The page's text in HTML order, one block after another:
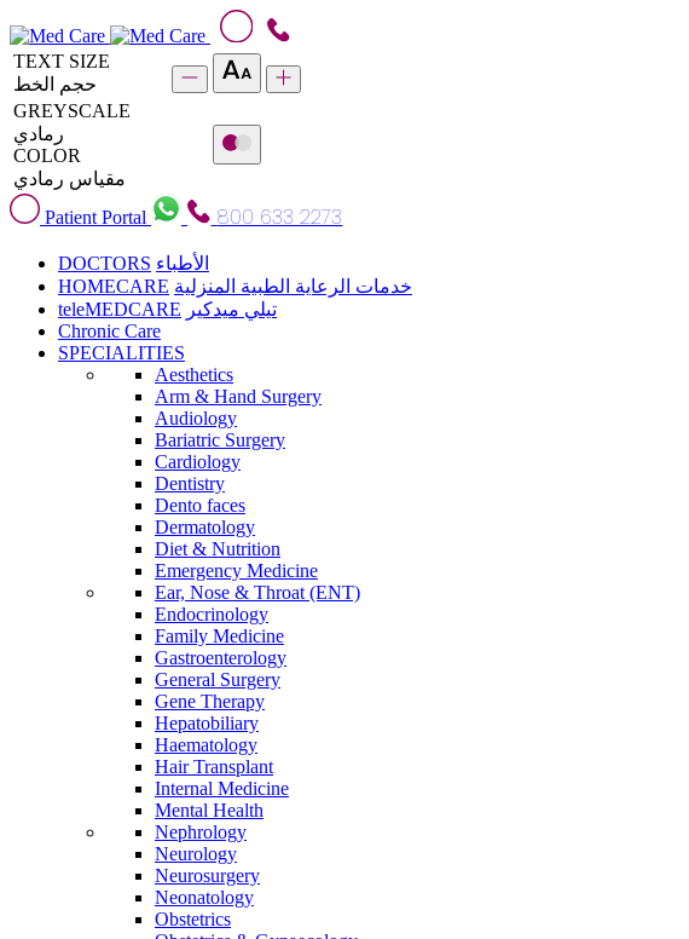
TEXT SIZE
حجم الخط
GREYSCALE
رمادي
COLOR
مقياس رمادي
Patient Portal
800 633 2273
DOCTORS الأطباء
HOMECARE خدمات الرعاية الطبية المنزلية
teleMEDCARE تيلي ميدكير
Chronic Care
SPECIALITIES
Aesthetics
Arm & Hand Surgery
Audiology
Bariatric Surgery
Cardiology
Dentistry
Dento faces
Dermatology
Diet & Nutrition
Emergency Medicine
Ear, Nose & Throat (ENT)
Endocrinology
Family Medicine
Gastroenterology
General Surgery
Gene Therapy
Hepatobiliary
Haematology
Hair Transplant
Internal Medicine
Mental Health
Nephrology
Neurology
Neurosurgery
Neonatology
Obstetrics